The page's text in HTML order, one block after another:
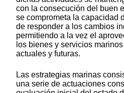
con la consecución del buen
se comprometa la capacidad
de responder a los cambios
permitiendo a la vez el
los bienes y servicios
actuales y futuras.
Las estrategias marinas
una serie de actuaciones